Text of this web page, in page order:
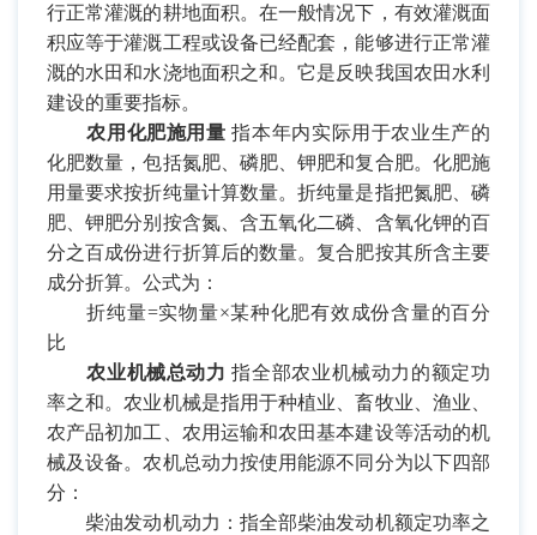
行正常灌溉的耕地面积。在一般情况下，有效灌溉面
积应等于灌溉工程或设备已经配套，能够进行正常灌
溉的水田和水浇地面积之和。它是反映我国农田水利
建设的重要指标。
农用化肥施用量 指本年内实际用于农业生产的
化肥数量，包括氮肥、磷肥、钾肥和复合肥。化肥施
用量要求按折纯量计算数量。折纯量是指把氮肥、磷
肥、钾肥分别按含氮、含五氧化二磷、含氧化钾的百
分之百成份进行折算后的数量。复合肥按其所含主要
成分折算。公式为：
折纯量=实物量×某种化肥有效成份含量的百分
比
农业机械总动力 指全部农业机械动力的额定功
率之和。农业机械是指用于种植业、畜牧业、渔业、
农产品初加工、农用运输和农田基本建设等活动的机
械及设备。农机总动力按使用能源不同分为以下四部
分：
柴油发动机动力：指全部柴油发动机额定功率之